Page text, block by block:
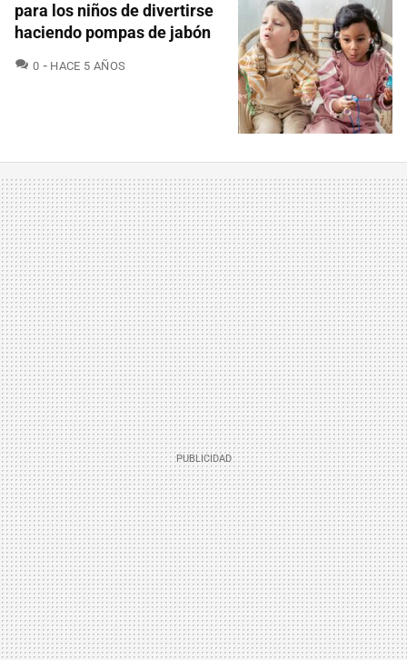
para los niños de divertirse
haciendo pompas de jabón
0 COMENTARIOS
HACE 5 AÑOS